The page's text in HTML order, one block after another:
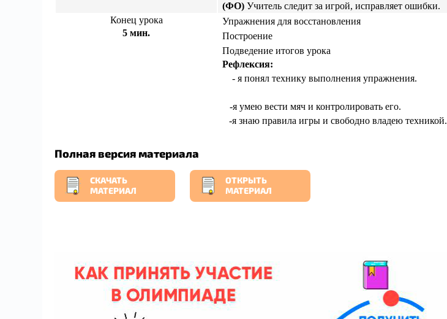
(ФО) Учитель следит за игрой, исправляет ошибки.
Конец урока
5 мин.
Упражнения для восстановления
Построение
Подведение итогов урока
Рефлексия:
- я понял технику выполнения упражнения.
-я умею вести мяч и контролировать его.
-я знаю правила игры и свободно владею техникой.
Полная версия материала
СКАЧАТЬ
МАТЕРИАЛ
ОТКРЫТЬ
МАТЕРИАЛ